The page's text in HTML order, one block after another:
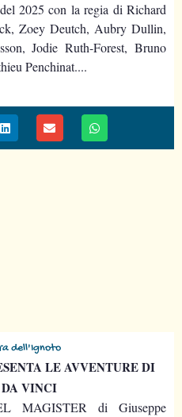
2025 con la regia di Richard
Zoey Deutch, Aubry Dullin,
Jodie Ruth-Forest, Bruno
Penchinat....
dell'Ignoto
LE AVVENTURE DI
VINCI
MAGISTER di Giuseppe